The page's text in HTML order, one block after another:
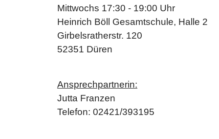
Mittwochs 17:30 - 19:00 Uhr
Heinrich Böll Gesamtschule, Halle 2
Girbelsratherstr. 120
52351 Düren
Ansprechpartnerin:
Jutta Franzen
Telefon: 02421/393195